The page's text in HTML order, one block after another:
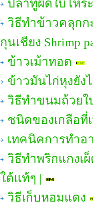
ปลาทูผัดใบโหร
วิธีทำข้าวคลุก
กุนเชียง Shrimp
ข้าวเม้าทอด
ข้าวมันไก่หุงยัง
วิธีทำขนมถ้วยใ
ชนิดของเกลือที่
เทคนิคการทำ
วิธีทำพริกแกงเ
ใต้แท้ๆ |
วิธีเก็บหอมแดง